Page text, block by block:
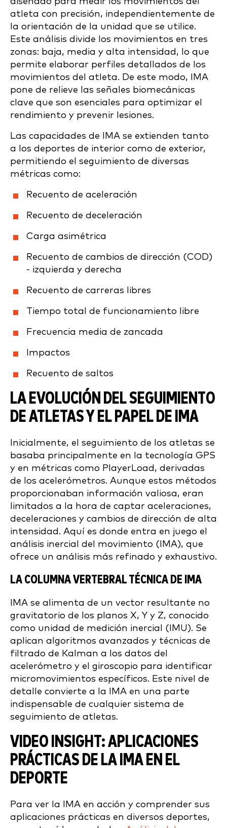
atleta con precisión, independientemente de
la orientación de la unidad que se utilice.
Este análisis divide los movimientos en tres
zonas: baja, media y alta intensidad, lo que
permite elaborar perfiles detallados de los
movimientos del atleta. De este modo, IMA
pone de relieve las señales biomecánicas
clave que son esenciales para optimizar el
rendimiento y prevenir lesiones.
Las capacidades de IMA se extienden tanto
a los deportes de interior como de exterior,
permitiendo el seguimiento de diversas
métricas como:
Recuento de aceleración
Recuento de deceleración
Carga asimétrica
Recuento de cambios de dirección (COD)
- izquierda y derecha
Recuento de carreras libres
Tiempo total de funcionamiento libre
Frecuencia media de zancada
Impactos
Recuento de saltos
LA EVOLUCIÓN DEL SEGUIMIENTO
DE ATLETAS Y EL PAPEL DE IMA
Inicialmente, el seguimiento de los atletas se
basaba principalmente en la tecnología GPS
y en métricas como PlayerLoad, derivadas
de los acelerómetros. Aunque estos métodos
proporcionaban información valiosa, eran
limitados a la hora de captar aceleraciones,
deceleraciones y cambios de dirección de alta
intensidad. Aquí es donde entra en juego el
análisis inercial del movimiento (IMA), que
ofrece un análisis más refinado y exhaustivo.
LA COLUMNA VERTEBRAL TÉCNICA DE IMA
IMA se alimenta de un vector resultante no
gravitatorio de los planos X, Y y Z, conocido
como unidad de medición inercial (IMU). Se
aplican algoritmos avanzados y técnicas de
filtrado de Kalman a los datos del
acelerómetro y el giroscopio para identificar
micromovimientos específicos. Este nivel de
detalle convierte a la IMA en una parte
indispensable de cualquier sistema de
seguimiento de atletas.
VIDEO INSIGHT: APLICACIONES
PRÁCTICAS DE LA IMA EN EL
DEPORTE
Para ver la IMA en acción y comprender sus
aplicaciones prácticas en diversos deportes,